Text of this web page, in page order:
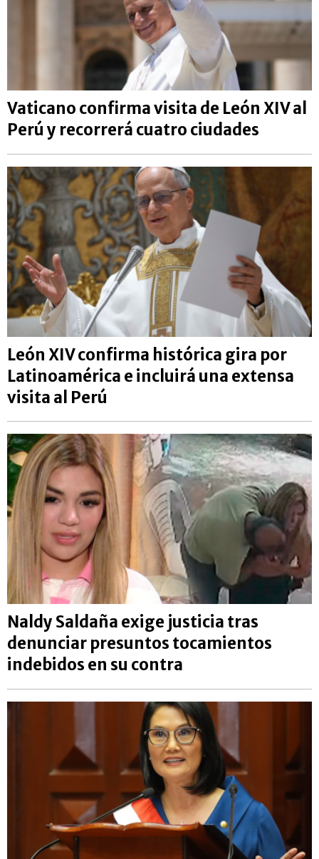
Vaticano confirma visita de León XIV al
Perú y recorrerá cuatro ciudades
León XIV confirma histórica gira por
Latinoamérica e incluirá una extensa
visita al Perú
Naldy Saldaña exige justicia tras
denunciar presuntos tocamientos
indebidos en su contra